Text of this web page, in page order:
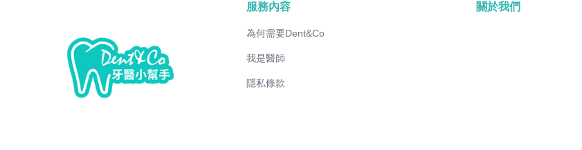
服務內容
為何需要Dent&Co
我是醫師
隱私條款
關於我們